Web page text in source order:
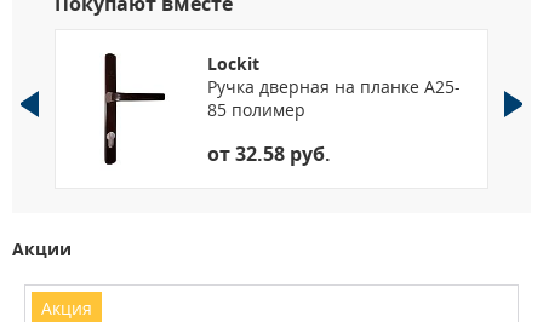
Lockit
Ручка дверная на планке A25-
85 полимер
от 32.58 руб.
Акции
Акция